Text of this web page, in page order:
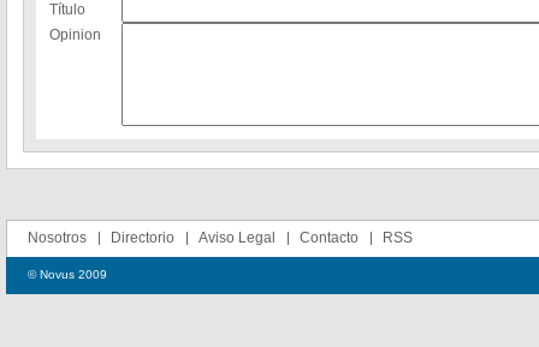
Título
Opinion
Nosotros Directorio Aviso Legal Contacto RSS
© Novus 2009